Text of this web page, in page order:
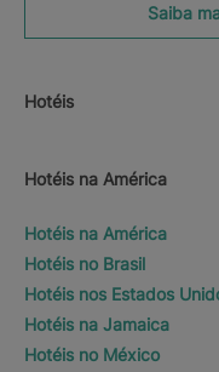
Saiba
Hotéis
Hotéis na América
Hotéis na América
Hotéis no Brasil
Hotéis nos Estados
Hotéis na Jamaica
Hotéis no México